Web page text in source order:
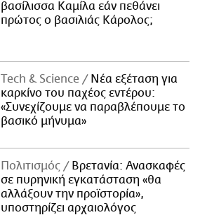
βασίλισσα Καμίλα εάν πεθάνει
πρώτος ο βασιλιάς Κάρολος;
Τech & Science
Νέα εξέταση για
καρκίνο του παχέος εντέρου:
«Συνεχίζουμε να παραβλέπουμε το
βασικό μήνυμα»
Πολιτισμός
Βρετανία: Ανασκαφές
σε πυρηνική εγκατάσταση «θα
αλλάξουν την προϊστορία»,
υποστηρίζει αρχαιολόγος